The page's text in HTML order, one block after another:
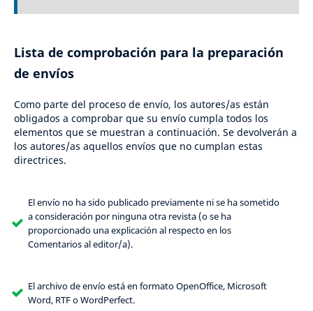
Lista de comprobación para la preparación
de envíos
Como parte del proceso de envío, los autores/as están
obligados a comprobar que su envío cumpla todos los
elementos que se muestran a continuación. Se devolverán a
los autores/as aquellos envíos que no cumplan estas
directrices.
El envío no ha sido publicado previamente ni se ha sometido
a consideración por ninguna otra revista (o se ha
proporcionado una explicación al respecto en los
Comentarios al editor/a).
El archivo de envío está en formato OpenOffice, Microsoft
Word, RTF o WordPerfect.